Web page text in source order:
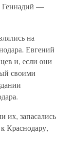
Геннадий —
на
Евгений
и, если они
своими
их, запасались
Краснодару,